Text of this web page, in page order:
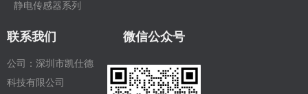
微信公众号
静电传感器系列
联系我们
公司：深圳市凯仕德
科技有限公司